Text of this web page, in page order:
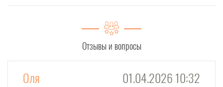
Отзывы и вопросы
Оля 01.04.2026 10:32